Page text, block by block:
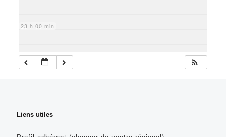
23 h 00 min
Liens utiles